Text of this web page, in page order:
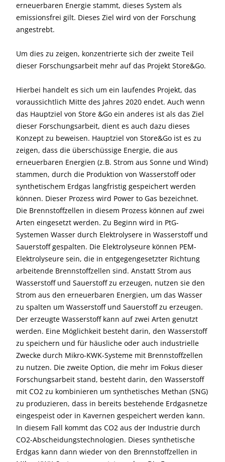
erneuerbaren Energie stammt, dieses System als
emissionsfrei gilt. Dieses Ziel wird von der Forschung
angestrebt.
Um dies zu zeigen, konzentrierte sich der zweite Teil
dieser Forschungsarbeit mehr auf das Projekt Store&Go.
Hierbei handelt es sich um ein laufendes Projekt, das
voraussichtlich Mitte des Jahres 2020 endet. Auch wenn
das Hauptziel von Store &Go ein anderes ist als das Ziel
dieser Forschungsarbeit, dient es auch dazu dieses
Konzept zu beweisen. Hauptziel von Store&Go ist es zu
zeigen, dass die überschüssige Energie, die aus
erneuerbaren Energien (z.B. Strom aus Sonne und Wind)
stammen, durch die Produktion von Wasserstoff oder
synthetischem Erdgas langfristig gespeichert werden
können. Dieser Prozess wird Power to Gas bezeichnet.
Die Brennstoffzellen in diesem Prozess können auf zwei
Arten eingesetzt werden. Zu Beginn wird in PtG-
Systemen Wasser durch Elektrolysere in Wasserstoff und
Sauerstoff gespalten. Die Elektrolyseure können PEM-
Elektrolyseure sein, die in entgegengesetzter Richtung
arbeitende Brennstoffzellen sind. Anstatt Strom aus
Wasserstoff und Sauerstoff zu erzeugen, nutzen sie den
Strom aus den erneuerbaren Energien, um das Wasser
zu spalten um Wasserstoff und Sauerstoff zu erzeugen.
Der erzeugte Wasserstoff kann auf zwei Arten genutzt
werden. Eine Möglichkeit besteht darin, den Wasserstoff
zu speichern und für häusliche oder auch industrielle
Zwecke durch Mikro-KWK-Systeme mit Brennstoffzellen
zu nutzen. Die zweite Option, die mehr im Fokus dieser
Forschungsarbeit stand, besteht darin, den Wasserstoff
mit CO2 zu kombinieren um synthetisches Methan (SNG)
zu produzieren, dass in bereits bestehende Erdgasnetze
eingespeist oder in Kavernen gespeichert werden kann.
In diesem Fall kommt das CO2 aus der Industrie durch
CO2-Abscheidungstechnologien. Dieses synthetische
Erdgas kann dann wieder von den Brennstoffzellen in